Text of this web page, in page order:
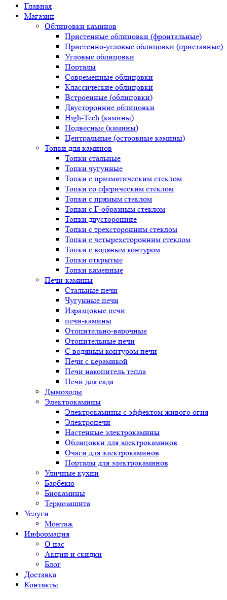
Главная
Магазин
Облицовки каминов
Пристенные облицовки (фронтальные)
Пристенно-угловые облицовки (приставные)
Угловые облицовки
Порталы
Современные облицовки
Классические облицовки
Встроенные (облицовки)
Двусторонние облицовки
High-Tech (камины)
Подвесные (камины)
Центральные (островные камины)
Топки для каминов
Топки стальные
Топки чугунные
Топки с призматическим стеклом
Топки со сферическим стеклом
Топки с прямым стеклом
Топки с Г-образным стеклом
Топки двусторонние
Топки с трехсторонним стеклом
Топки с четырехсторонним стеклом
Топки с водяным контуром
Топки открытые
Топки каменные
Печи-камины
Стальные печи
Чугунные печи
Изразцовые печи
печи-камины
Отопительно-варочные
Отопительные печи
С водяным контуром печи
Печи с керамикой
Печи накопитель тепла
Печи для сада
Дымоходы
Электрокамины
Электрокамины с эффектом живого огня
Электропечи
Настенные электрокамины
Облицовки для электрокаминов
Очаги для электрокаминов
Порталы для электрокаминов
Уличные кухни
Барбекю
Биокамины
Термозащита
Услуги
Монтаж
Информация
О нас
Акции и скидки
Блог
Доставка
Контакты